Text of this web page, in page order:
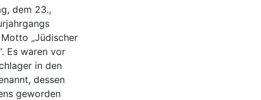
dem 23.,
„Jüdischer
Es waren vor
in den
dessen
geworden